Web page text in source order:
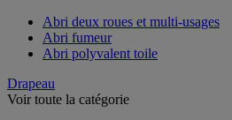
Abri deux roues et multi-usages
Abri fumeur
Abri polyvalent toile
Drapeau
Voir toute la catégorie